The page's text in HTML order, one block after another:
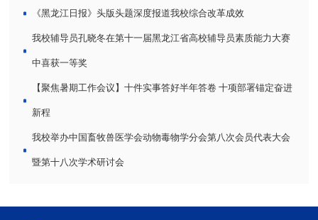
《黑龙江日报》头版头题深度报道我校综合改革成效
我校辅导员孔晓冬在第十一届黑龙江省高校辅导员素质能力大赛
中喜获一等奖
【聚焦暑期工作会议】十件实事答好半年答卷 十项部署锚定奋进
新程
我校举办中国畜牧兽医学会动物毒物学分会第八次会员代表大会
暨第十八次学术研讨会